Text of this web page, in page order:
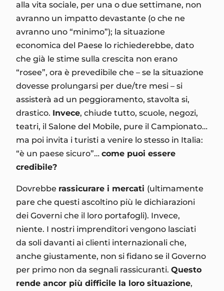
alla vita sociale, per una o due settimane, non
avranno un impatto devastante (o che ne
avranno uno “minimo”); la situazione
economica del Paese lo richiederebbe, dato
che già le stime sulla crescita non erano
“rosee”, ora è prevedibile che – se la situazione
dovesse prolungarsi per due/tre mesi – si
assisterà ad un peggioramento, stavolta si,
drastico. Invece, chiude tutto, scuole, negozi,
teatri, il Salone del Mobile, pure il Campionato…
ma poi invita i turisti a venire lo stesso in Italia:
“è un paese sicuro”… come puoi essere
credibile?
Dovrebbe rassicurare i mercati (ultimamente
pare che questi ascoltino più le dichiarazioni
dei Governi che il loro portafogli). Invece,
niente. I nostri imprenditori vengono lasciati
da soli davanti ai clienti internazionali che,
anche giustamente, non si fidano se il Governo
per primo non da segnali rassicuranti. Questo
rende ancor più difficile la loro situazione,